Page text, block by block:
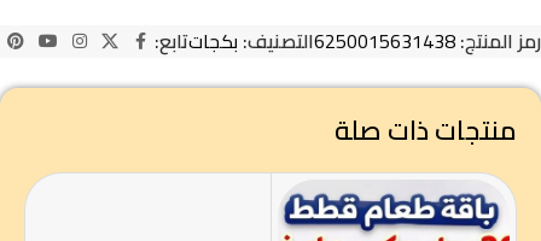
رمز المنتج:6250015631438التصنيف: بكجاتتابع:
منتجات ذات صلة